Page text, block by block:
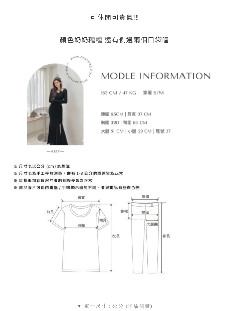
可休閒可貴氣!!
顏色奶奶糯糯 還有側邊兩個口袋喔
▼ 單一尺寸：公分 (平放測量)